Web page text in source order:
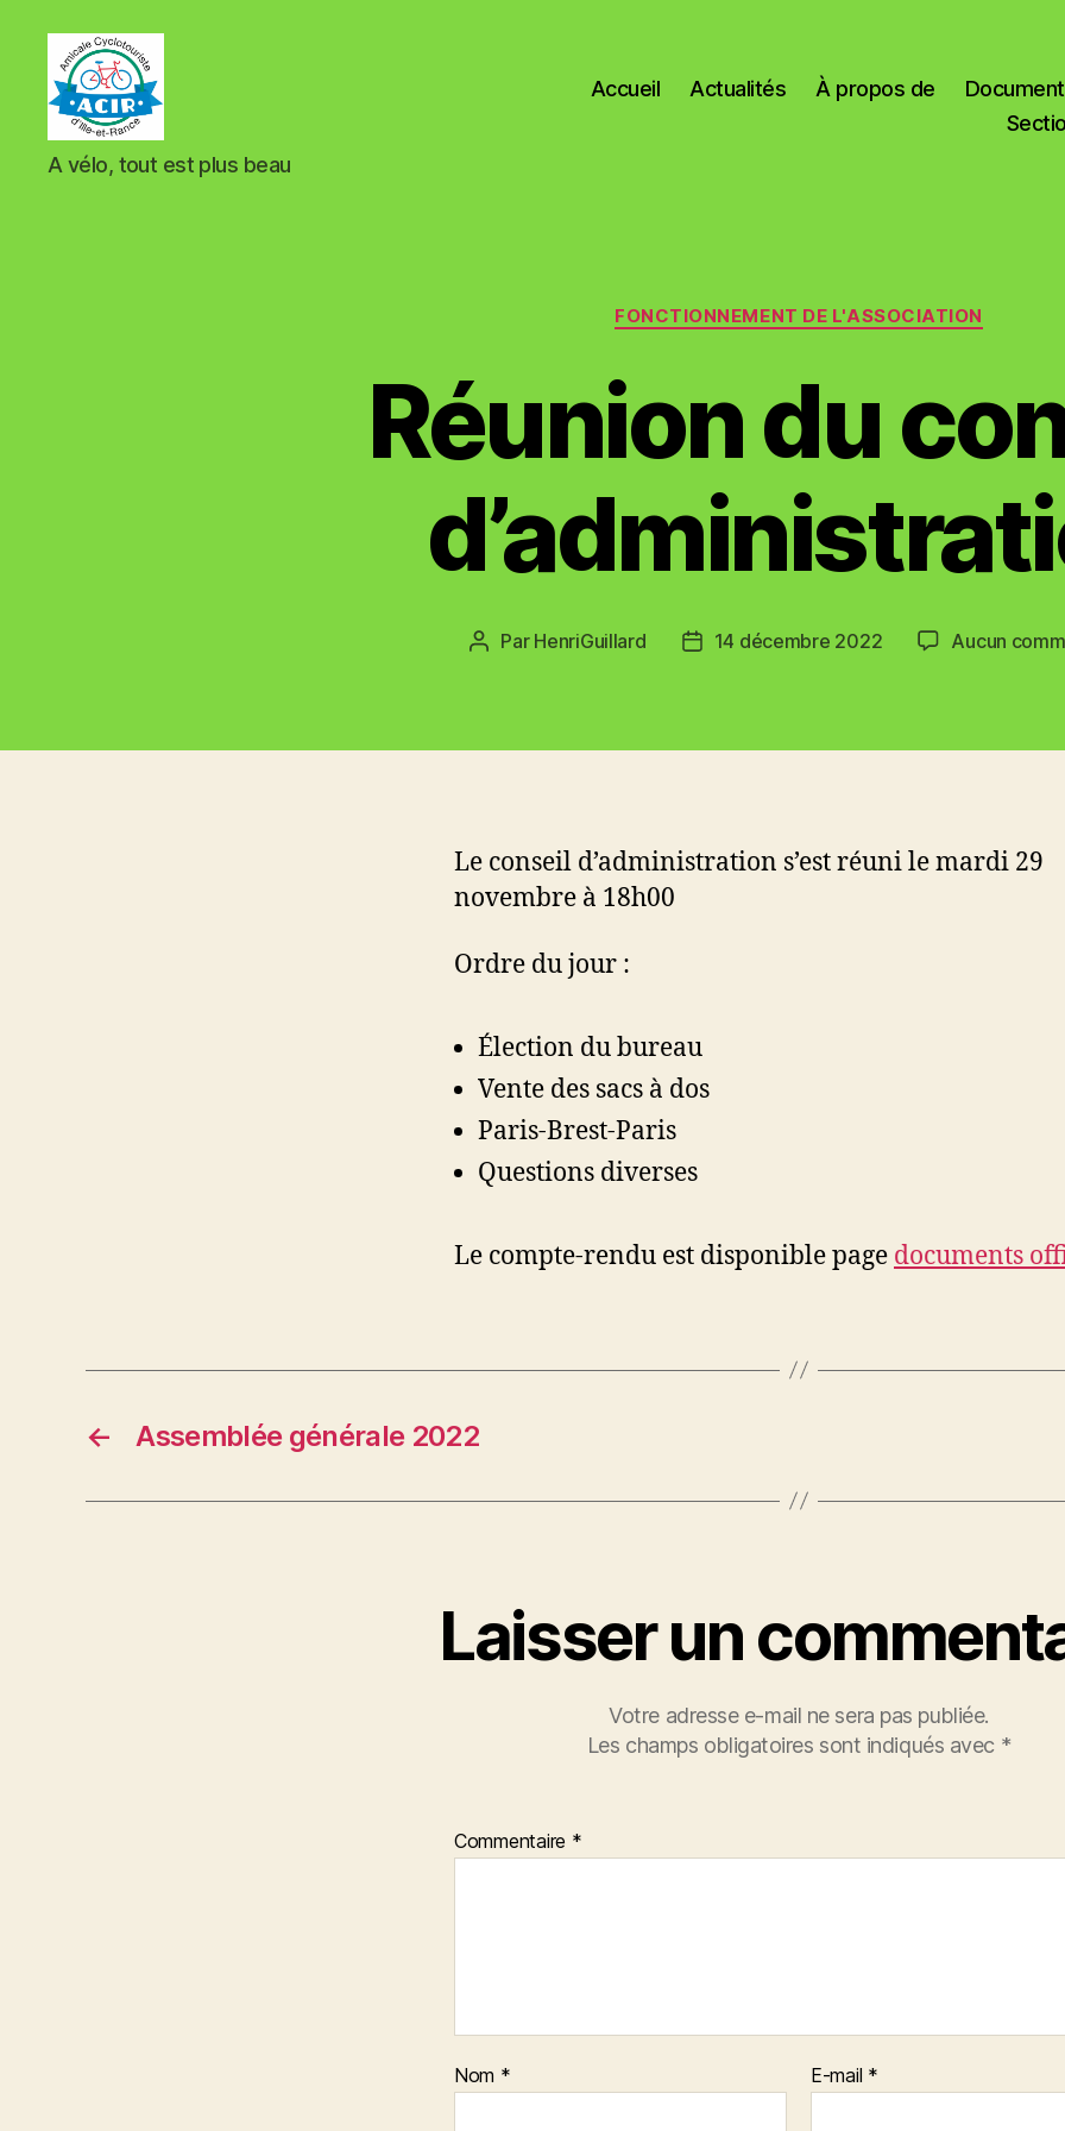
ACIR
Tinténiac
A vélo, tout est plus beau
Accueil Actualités À propos de
Catégories
FONCTIONNEMENT DE L'ASSOCIATION
Réunion du
Auteur
Par HenriGuillard
Date14 décembre 2022 Aucun
Le conseil d’administration s’est réuni le mardi 29
novembre à 18h00
Ordre du jour :
Élection du bureau
Vente des sacs à dos
Paris-Brest-Paris
Questions diverses
Le compte-rendu est disponible page documents
← Assemblée générale 2022
Laisser un
Votre adresse e-mail ne sera pas publiée.
Les champs obligatoires sont indiqués avec *
Commentaire *
Nom * E-mail *